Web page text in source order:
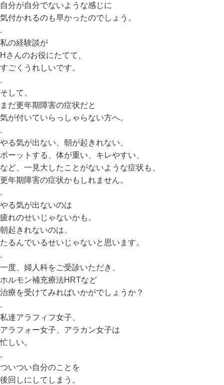
自分が自分でないような感じに
気付かれるのも早かったのでしょう。
.
私の経験談が
Hさんのお役にたてて、
すごくうれしいです。
.
そして、
まだ更年期障害の症状だと
気が付いていらっしゃらない方へ。
.
やる気が出ない、朝が起きれない、
ボーットする、体が重い、キレやすい、
など、一見大したことがないような症状も、
更年期障害の症状かもしれません。
.
やる気が出ないのは
疲れのせいじゃないかも。
朝起きれないのは、
たるんでいるせいじゃないと思います。
.
一度、婦人科をご受診いただき、
ホルモン補充療法HRTなど
治療を受けてみればいかがでしょうか？
.
私達アラフィフ女子、
アラフォー女子、アラカン女子は
忙しい。
.
ついつい自分のことを
後回しにしてしまう。